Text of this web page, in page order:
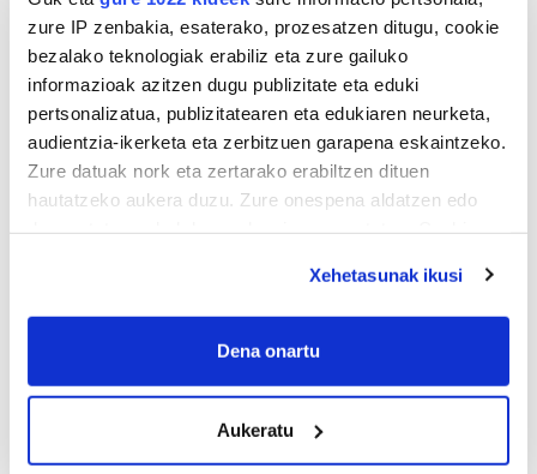
zure IP zenbakia, esaterako, prozesatzen ditugu, cookie
bezalako teknologiak erabiliz eta zure gailuko
informazioak azitzen dugu publizitate eta eduki
pertsonalizatua, publizitatearen eta edukiaren neurketa,
audientzia-ikerketa eta zerbitzuen garapena eskaintzeko.
Zure datuak nork eta zertarako erabiltzen dituen
hautatzeko aukera duzu. Zure onespena aldatzen edo
If you allow, we would also like to:
Collect information about your geographical
meters
Identify your device by actively scanning it for
specific characteristics (fingerprinting)
Xehetasunak ikusi
Dena onartu
Aukeratu